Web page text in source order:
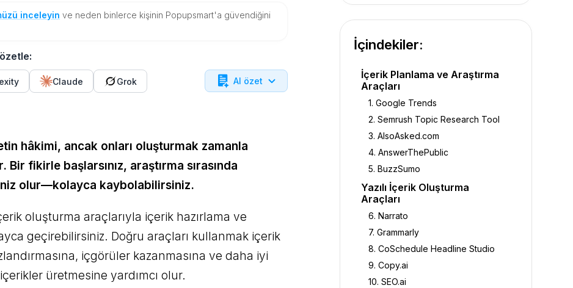
inceleyin ve neden binlerce kişinin Popupsmart'a güvendiğini
Claude Grok AI özet
hâkimi, ancak onları oluşturmak zamanla
Bir fikirle başlarsınız, araştırma sırasında
olur—kolayca kaybolabilirsiniz.
oluşturma araçlarıyla içerik hazırlama ve
geçirebilirsiniz. Doğru araçları kullanmak içerik
içgörüler kazanmasına ve daha iyi
üretmesine yardımcı olur.
İçindekiler:
İçerik Planlama ve Araştırma
Araçları
1. Google Trends
2. Semrush Topic Research Tool
3. AlsoAsked.com
4. AnswerThePublic
5. BuzzSumo
Yazılı İçerik Oluşturma
Araçları
6. Narrato
7. Grammarly
8. CoSchedule Headline Studio
9. Copy.ai
10. SEO.ai